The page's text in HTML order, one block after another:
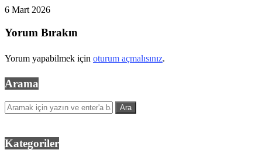
6 Mart 2026
Yorum Bırakın
Yorum yapabilmek için oturum açmalısınız.
Arama
Kategoriler